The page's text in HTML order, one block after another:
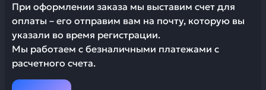
При оформлении заказа мы выставим счет для
оплаты – его отправим вам на почту, которую вы
указали во время регистрации.
Мы работаем с безналичными платежами с
расчетного счета.